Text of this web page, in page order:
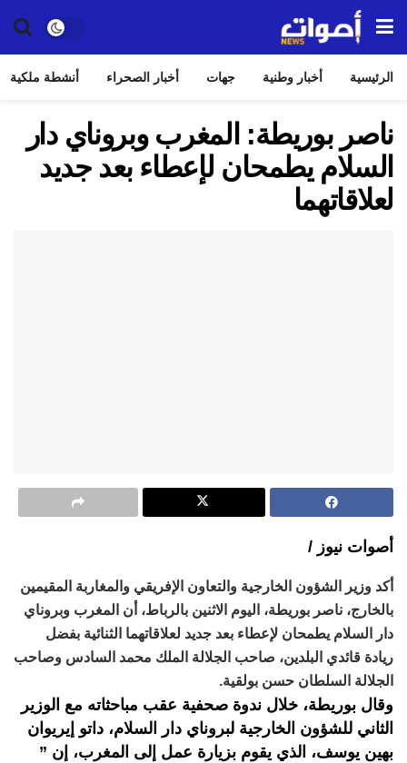
الرئيسية أخبار وطنية جهات أخبار الصحراء أنشطة ملكية
ناصر بوريطة: المغرب وبروناي دار
السلام يطمحان لإعطاء بعد جديد
لعلاقاتهما
أصوات نيوز /
أكد وزير الشؤون الخارجية والتعاون الإفريقي والمغاربة المقيمين
بالخارج، ناصر بوريطة، اليوم الاثنين بالرباط، أن المغرب وبروناي
دار السلام يطمحان لإعطاء بعد جديد لعلاقاتهما الثنائية بفضل
ريادة قائدي البلدين، صاحب الجلالة الملك محمد السادس وصاحب
الجلالة السلطان حسن بولقية.
وقال بوريطة، خلال ندوة صحفية عقب مباحثاته مع الوزير
الثاني للشؤون الخارجية لبروناي دار السلام، داتو إيريوان
بهين يوسف، الذي يقوم بزيارة عمل إلى المغرب، إن ”